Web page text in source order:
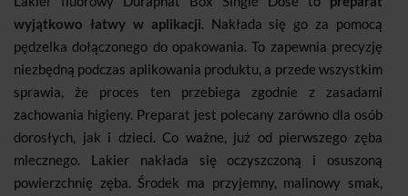
wyjątkowo łatwy w aplikacji. Nakłada się go za pomocą
pędzelka dołączonego do opakowania. To zapewnia precyzję
niezbędną podczas aplikowania produktu, a przede wszystkim
sprawia, że proces ten przebiega zgodnie z zasadami
zachowania higieny. Preparat jest polecany zarówno dla osób
dorosłych, jak i dzieci. Co ważne, już od pierwszego zęba
mlecznego. Lakier nakłada się oczyszczoną i osuszoną
powierzchnię zęba. Środek ma przyjemny, malinowy smak,